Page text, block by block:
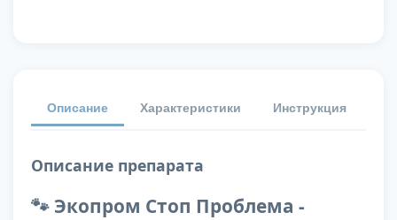
Описание Характеристики Инструкция
Описание препарата
🐾 Экопром Стоп Проблема -